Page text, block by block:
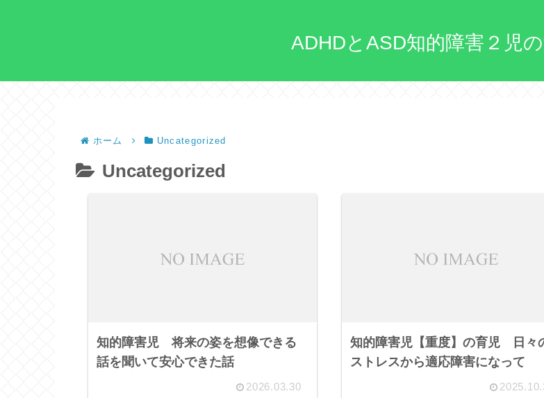
ADHDとASD知的障害２児
ホーム Uncategorized
Uncategorized
知的障害児 将来の姿を想像できる
話を聞いて安心できた話
2026.03.30
知的障害児【重度】の育児 日々
ストレスから適応障害になって